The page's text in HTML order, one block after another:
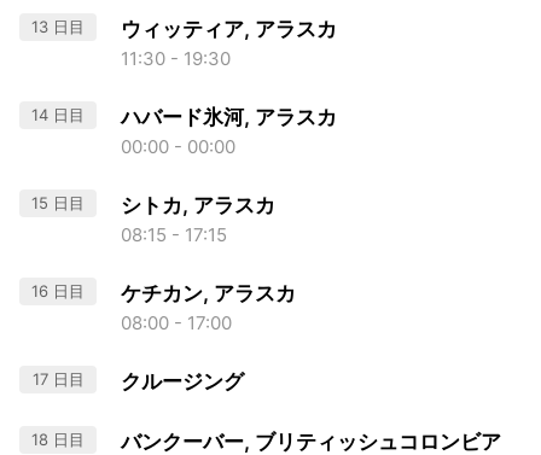
13 日目 ウィッティア, アラスカ
11:30 - 19:30
14 日目 ハバード氷河, アラスカ
00:00 - 00:00
15 日目 シトカ, アラスカ
08:15 - 17:15
16 日目 ケチカン, アラスカ
08:00 - 17:00
17 日目 クルージング
18 日目 バンクーバー, ブリティッシュコロンビア